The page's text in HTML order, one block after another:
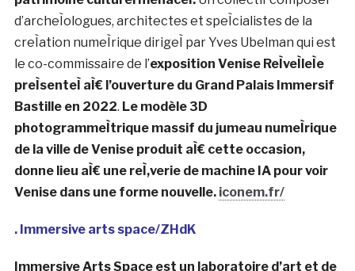
eÌteÌ collectionneÌ dans plus d’une douzaine de pays
aÌ€ travers le monde.
En plus de sa carrieÌ€re dans les arts visuels, Emi est la
chanteuse principale et autoproductrice de Satellite
Young, un groupe qui reÌinterpreÌ€te de manieÌ€re
creÌative les styles J-POP des anneÌes 80 aÌ€ travers
un prisme de science-fiction. Cette approche
innovante a conquis une reconnaissance
internationale, notamment
une apparition au SXSW